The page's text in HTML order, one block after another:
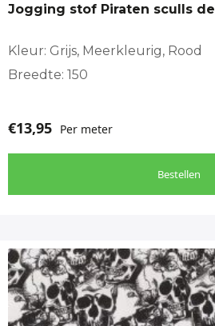
Jogging stof Piraten sculls
Kleur: Grijs, Meerkleurig, Rood
Breedte: 150
€13,95 Per meter
Bestellen